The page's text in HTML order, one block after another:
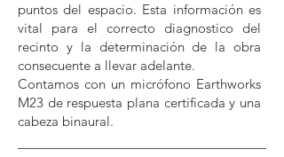
puntos del espacio. Esta información es
vital para el correcto diagnostico del
recinto y la determinación de la obra
consecuente a llevar adelante.
Contamos con un micrófono Earthworks
M23 de respuesta plana certificada y una
cabeza binaural.